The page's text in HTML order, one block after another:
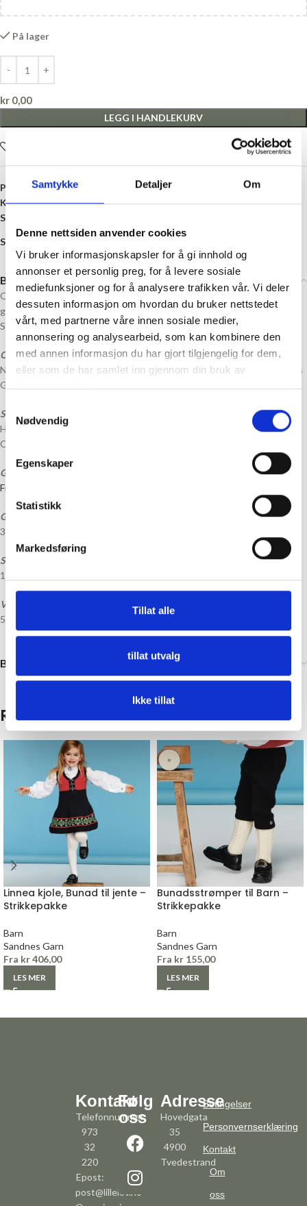
Samtykke Detaljer Om
Denne nettsiden anvender cookies
Vi bruker informasjonskapsler for å gi innhold og
annonser et personlig preg, for å levere sosiale
mediefunksjoner og for å analysere trafikken vår. Vi deler
dessuten informasjon om hvordan du bruker nettstedet
vårt, med partnerne våre innen sosiale medier,
annonsering og analysearbeid, som kan kombinere den
med annen informasjon du har gjort tilgjengelig for dem,
eller som de har samlet inn gjennom din bruk av
tjenestene deres.
Nødvendig
Egenskaper
Statistikk
Markedsføring
Tillat alle
tillat utvalg
Ikke tillat
På lager
kr 0,00
LEGG I HANDLEKURV
Produktnummer:
Kategori:Oppskrifter
Stikkord:
Share:
Beskrivelse
Oppskrift til Dahlia Julestrømpe, oppskriften selges kun sammen med
garn
Se Strikkepakke til Dahlia Julestrømpe HER (link)
Om oppskriften:
Nydelig og dekorativ julestrømpe som strikkes i Fritidsgarn fra Sandnes
Garn
Størrelser:
Høyde: 38 cm
Omkrets: 40 cm
Garn:
Fritidgsgarn fra Sandnes Garn
Garnmengde:
3 Nøster Fritidsgarn fra Sandnes Garn
Strikkefasthet:
16 masker = 10 cm på pinne 5,00 mm
Veiledende pinner:
5,00 mm
Brand
Relaterte produkter
Linnea kjole, Bunad til jente –
Strikkepakke
Barn
Sandnes Garn
Fra kr406,00
LES MER
Bunadsstrømper til Barn –
Strikkepakke
Barn
Sandnes Garn
Fra kr 155,00
LES MER
Kontakt
Telefonnummer:
973
32
220
Epost:
post@lillelov.no
Følg
oss
Adresse
Hovedgata
35
4900
Tvedestrand
Betingelser
Personvernserklæring
Kontakt
Om
oss